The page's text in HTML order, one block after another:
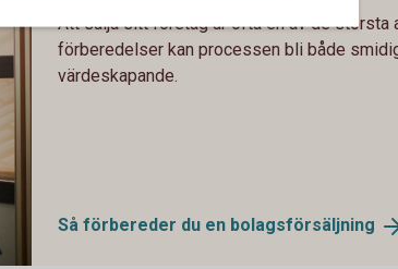
Att sälja sitt företag är ofta en av de största
förberedelser kan processen bli både
värdeskapande.
Så förbereder du en bolagsförsäljning